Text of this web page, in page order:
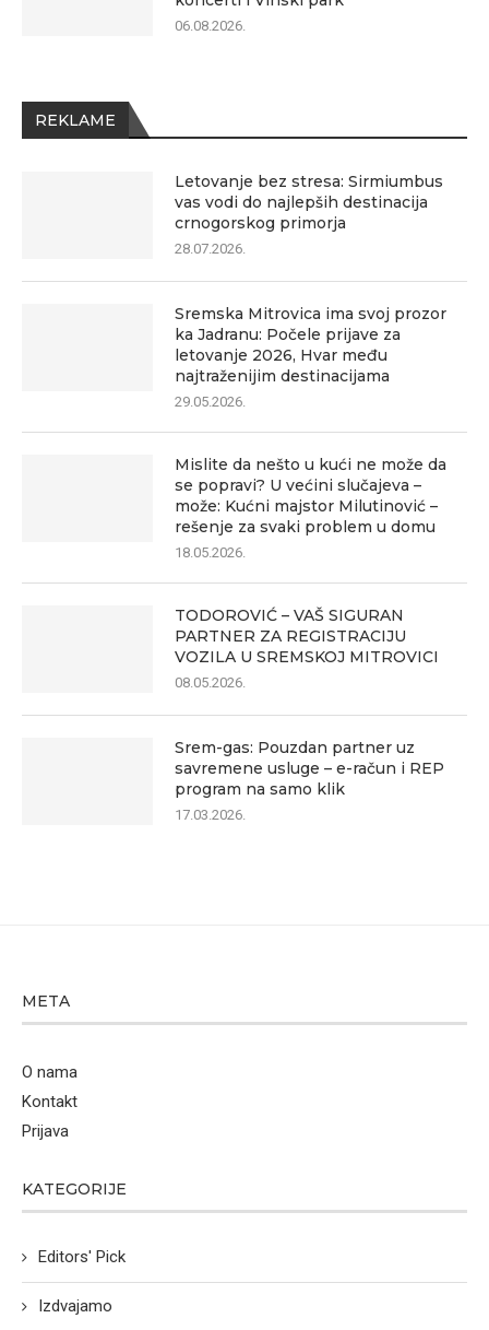
06.08.2026.
REKLAME
Letovanje bez stresa: Sirmiumbus
vas vodi do najlepših destinacija
crnogorskog primorja
28.07.2026.
Sremska Mitrovica ima svoj prozor
ka Jadranu: Počele prijave za
letovanje 2026, Hvar među
najtraženijim destinacijama
29.05.2026.
Mislite da nešto u kući ne može da
se popravi? U većini slučajeva –
može: Kućni majstor Milutinović –
rešenje za svaki problem u domu
18.05.2026.
TODOROVIĆ – VAŠ SIGURAN
PARTNER ZA REGISTRACIJU
VOZILA U SREMSKOJ MITROVICI
08.05.2026.
Srem-gas: Pouzdan partner uz
savremene usluge – e-račun i REP
program na samo klik
17.03.2026.
META
O nama
Kontakt
Prijava
KATEGORIJE
Editors' Pick
Izdvajamo